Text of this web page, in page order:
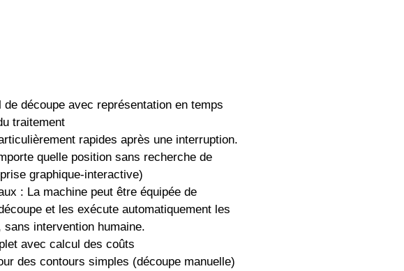
découpe avec représentation en temps
traitement
rapides après une interruption.
quelle position sans recherche de
graphique-interactive)
: La machine peut être équipée de
et les exécute automatiquement les
intervention humaine.
avec calcul des coûts
des contours simples (découpe manuelle)